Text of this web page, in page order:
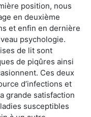
position, nous
en deuxième
et enfin en dernière
psychologie.
de lit sont
de piqûres ainsi
Ces deux
d’infections et
grande satisfaction
susceptibles